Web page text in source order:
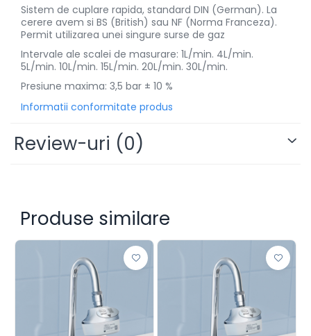
Sistem de cuplare rapida, standard DIN (German). La
cerere avem si BS (British) sau NF (Norma Franceza).
Permit utilizarea unei singure surse de gaz
Intervale ale scalei de masurare: 1L/min. 4L/min.
5L/min. 10L/min. 15L/min. 20L/min. 30L/min.
Presiune maxima: 3,5 bar ± 10 %
Informatii conformitate produs
Review-uri (0)
Produse similare